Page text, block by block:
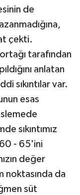
de
çekti.
tarafından
anlatan
sıkıntılar var.
esas
sıkıntımız
- 65'ini
değer
noktasında da
süt